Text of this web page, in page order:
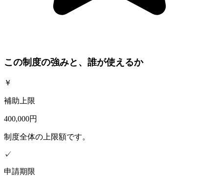
この制度の強みと、誰が使えるか
￥
補助上限
400,000円
制度全体の上限額です。
✓
申請期限